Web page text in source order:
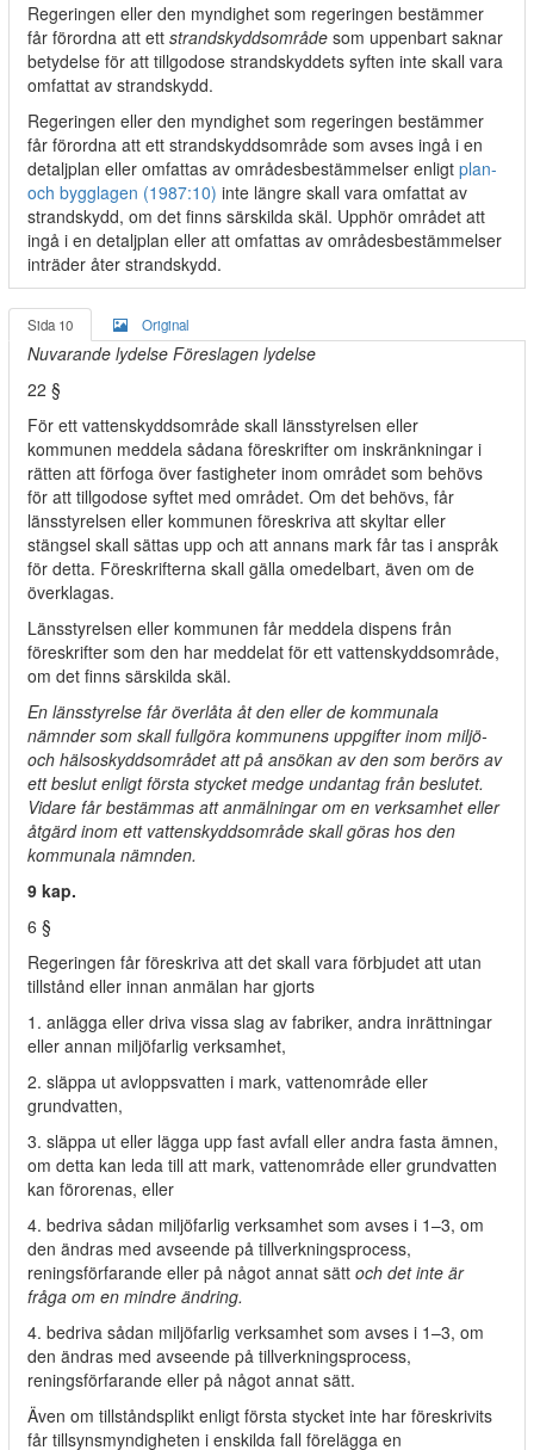
Regeringen eller den myndighet som regeringen bestämmer
får förordna att ett strandskyddsområde som uppenbart saknar
betydelse för att tillgodose strandskyddets syften inte skall vara
omfattat av strandskydd.
Regeringen eller den myndighet som regeringen bestämmer
får förordna att ett strandskyddsområde som avses ingå i en
detaljplan eller omfattas av områdesbestämmelser enligt plan-
och bygglagen (1987:10) inte längre skall vara omfattat av
strandskydd, om det finns särskilda skäl. Upphör området att
ingå i en detaljplan eller att omfattas av områdesbestämmelser
inträder åter strandskydd.
Sida 10 Original
Nuvarande lydelse Föreslagen lydelse
22 §
För ett vattenskyddsområde skall länsstyrelsen eller
kommunen meddela sådana föreskrifter om inskränkningar i
rätten att förfoga över fastigheter inom området som behövs
för att tillgodose syftet med området. Om det behövs, får
länsstyrelsen eller kommunen föreskriva att skyltar eller
stängsel skall sättas upp och att annans mark får tas i anspråk
för detta. Föreskrifterna skall gälla omedelbart, även om de
överklagas.
Länsstyrelsen eller kommunen får meddela dispens från
föreskrifter som den har meddelat för ett vattenskyddsområde,
om det finns särskilda skäl.
En länsstyrelse får överlåta åt den eller de kommunala
nämnder som skall fullgöra kommunens uppgifter inom miljö-
och hälsoskyddsområdet att på ansökan av den som berörs av
ett beslut enligt första stycket medge undantag från beslutet.
Vidare får bestämmas att anmälningar om en verksamhet eller
åtgärd inom ett vattenskyddsområde skall göras hos den
kommunala nämnden.
9 kap.
6 §
Regeringen får föreskriva att det skall vara förbjudet att utan
tillstånd eller innan anmälan har gjorts
1. anlägga eller driva vissa slag av fabriker, andra inrättningar
eller annan miljöfarlig verksamhet,
2. släppa ut avloppsvatten i mark, vattenområde eller
grundvatten,
3. släppa ut eller lägga upp fast avfall eller andra fasta ämnen,
om detta kan leda till att mark, vattenområde eller grundvatten
kan förorenas, eller
4. bedriva sådan miljöfarlig verksamhet som avses i 1–3, om
den ändras med avseende på tillverkningsprocess,
reningsförfarande eller på något annat sätt och det inte är
fråga om en mindre ändring.
4. bedriva sådan miljöfarlig verksamhet som avses i 1–3, om
den ändras med avseende på tillverkningsprocess,
reningsförfarande eller på något annat sätt.
Även om tillståndsplikt enligt första stycket inte har föreskrivits
får tillsynsmyndigheten i enskilda fall förelägga en